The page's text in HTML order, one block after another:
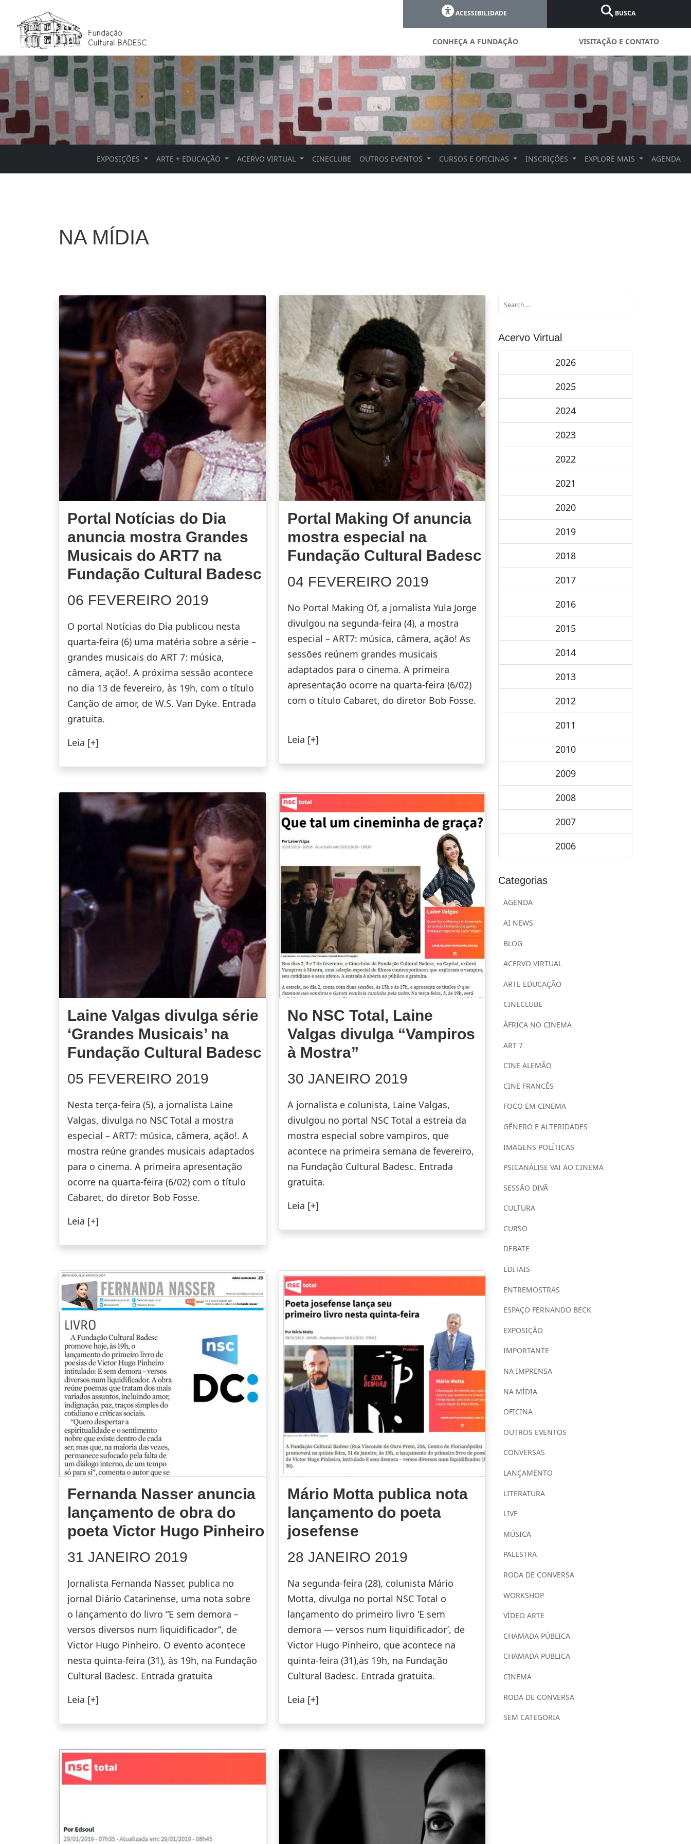
ACESSIBILIDADE BUSCA
CONHEÇA A FUNDAÇÃO VISITAÇÃO E CONTATO
EXPOSIÇÕES ARTE + EDUCAÇÃO ACERVO VIRTUAL CINECLUBE OUTROS EVENTOS CURSOS E OFICINAS INSCRIÇÕES EXPLORE MAIS AGENDA
NA MÍDIA
Portal Notícias do Dia
anuncia mostra Grandes
Musicais do ART7 na
Fundação Cultural Badesc
06 FEVEREIRO 2019
O portal Notícias do Dia publicou nesta
quarta-feira (6) uma matéria sobre a série –
grandes musicais do ART 7: música,
câmera, ação!. A próxima sessão acontece
no dia 13 de fevereiro, às 19h, com o título
Canção de amor, de W.S. Van Dyke. Entrada
gratuita.
Leia [+]
Portal Making Of anuncia
mostra especial na
Fundação Cultural Badesc
04 FEVEREIRO 2019
No Portal Making Of, a jornalista Yula Jorge
divulgou na segunda-feira (4), a mostra
especial – ART7: música, câmera, ação! As
sessões reúnem grandes musicais
adaptados para o cinema. A primeira
apresentação ocorre na quarta-feira (6/02)
com o título Cabaret, do diretor Bob Fosse.
Leia [+]
Laine Valgas divulga série
‘Grandes Musicais’ na
Fundação Cultural Badesc
05 FEVEREIRO 2019
Nesta terça-feira (5), a jornalista Laine
Valgas, divulga no NSC Total a mostra
especial – ART7: música, câmera, ação!. A
mostra reúne grandes musicais adaptados
para o cinema. A primeira apresentação
ocorre na quarta-feira (6/02) com o título
Cabaret, do diretor Bob Fosse.
Leia [+]
No NSC Total, Laine
Valgas divulga “Vampiros
à Mostra”
30 JANEIRO 2019
A jornalista e colunista, Laine Valgas,
divulgou no portal NSC Total a estreia da
mostra especial sobre vampiros, que
acontece na primeira semana de fevereiro,
na Fundação Cultural Badesc. Entrada
gratuita.
Leia [+]
Fernanda Nasser anuncia
lançamento de obra do
poeta Victor Hugo Pinheiro
31 JANEIRO 2019
Jornalista Fernanda Nasser, publica no
jornal Diário Catarinense, uma nota sobre
o lançamento do livro “E sem demora –
versos diversos num liquidificador”, de
Victor Hugo Pinheiro. O evento acontece
nesta quinta-feira (31), às 19h, na Fundação
Cultural Badesc. Entrada gratuita
Leia [+]
Mário Motta publica nota
lançamento do poeta
josefense
28 JANEIRO 2019
Na segunda-feira (28), colunista Mário
Motta, divulga no portal NSC Total o
lançamento do primeiro livro ‘E sem
demora — versos num liquidificador’, de
Victor Hugo Pinheiro, que acontece na
quinta-feira (31),às 19h, na Fundação
Cultural Badesc. Entrada gratuita.
Leia [+]
Acervo Virtual
2026
2025
2024
2023
2022
2021
2020
2019
2018
2017
2016
2015
2014
2013
2012
2011
2010
2009
2008
2007
2006
Categorias
AGENDA
AI NEWS
BLOG
ACERVO VIRTUAL
ARTE EDUCAÇÃO
CINECLUBE
ÁFRICA NO CINEMA
ART 7
CINE ALEMÃO
CINE FRANCÊS
FOCO EM CINEMA
GÊNERO E ALTERIDADES
IMAGENS POLÍTICAS
PSICANÁLISE VAI AO CINEMA
SESSÃO DIVÃ
CULTURA
CURSO
DEBATE
EDITAIS
ENTREMOSTRAS
ESPAÇO FERNANDO BECK
EXPOSIÇÃO
IMPORTANTE
NA IMPRENSA
NA MÍDIA
OFICINA
OUTROS EVENTOS
CONVERSAS
LANÇAMENTO
LITERATURA
LIVE
MÚSICA
PALESTRA
RODA DE CONVERSA
WORKSHOP
VÍDEO ARTE
CHAMADA PÚBLICA
CHAMADA PUBLICA
CINEMA
RODA DE CONVERSA
SEM CATEGORIA